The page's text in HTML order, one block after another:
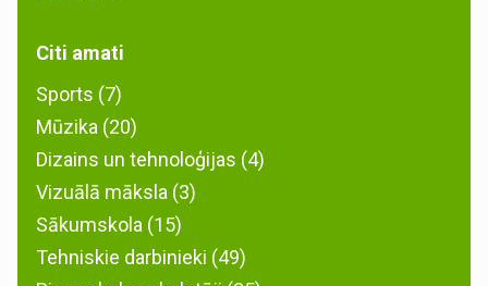
Citi amati
Sports (7)
Mūzika (20)
Dizains un tehnoloģijas (4)
Vizuālā māksla (3)
Sākumskola (15)
Tehniskie darbinieki (49)